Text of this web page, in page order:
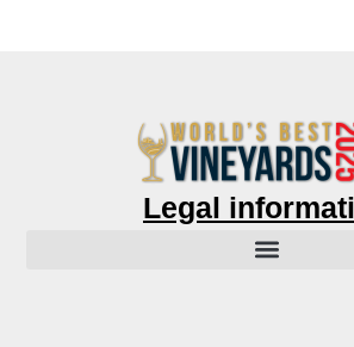
Legal